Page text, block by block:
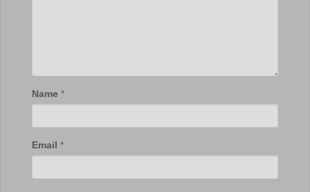
Name *
Email *